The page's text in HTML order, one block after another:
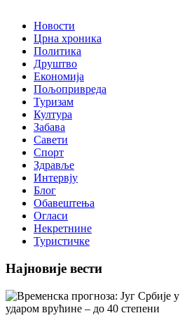
Новости
Црна хроника
Политика
Друштво
Економија
Пољопривреда
Туризам
Култура
Забава
Савети
Спорт
Здравље
Интервју
Блог
Обавештења
Огласи
Некретнине
Туристичке
Најновије вести